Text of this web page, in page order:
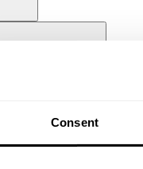
Consent
individual?
con el tiempo?